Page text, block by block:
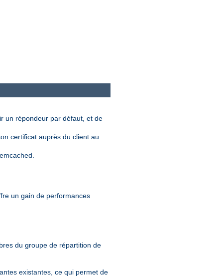
un répondeur par défaut, et de
certificat auprès du client au
un gain de performances
du groupe de répartition de
existantes, ce qui permet de